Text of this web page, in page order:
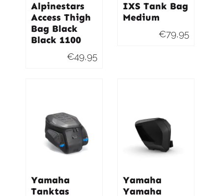
Alpinestars
Access Thigh
Bag Black
Black 1100
€49,95
IXS Tank Bag
Medium
€79,95
Yamaha
Tanktas
Yamaha
Yamaha